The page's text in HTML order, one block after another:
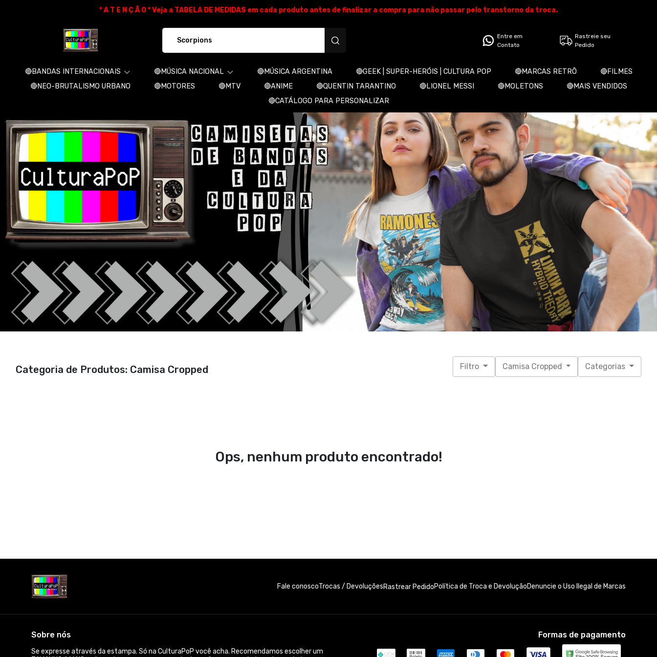
* A T E N Ç Ã O * Veja a TABELA DE MEDIDAS em cada produto antes de finalizar a compra para não passar pelo transtorno da troca.
Entre em
Contato
Rastreie seu
Pedido
🔴BANDAS INTERNACIONAIS 🔴MÚSICA NACIONAL 🔴MÚSICA ARGENTINA 🔴GEEK | SUPER-HERÓIS | CULTURA POP 🔴MARCAS RETRÔ
🔴FILMES
🔴NEO-BRUTALISMO URBANO
🔴MOTORES 🔴MTV 🔴ANIME 🔴QUENTIN TARANTINO 🔴LIONEL MESSI 🔴MOLETONS
🔴MAIS VENDIDOS
🔴CATÁLOGO PARA PERSONALIZAR
Categoria de Produtos: Camisa Cropped Filtro Camisa Cropped Categorias
Ops, nenhum produto encontrado!
Fale conoscoTrocas / DevoluçõesRastrear PedidoPolítica de Troca e DevoluçãoDenuncie o Uso Ilegal de Marcas
Sobre nós
Se expresse através da estampa. Só na CulturaPoP você acha. Recomendamos escolher um
Formas de pagamento